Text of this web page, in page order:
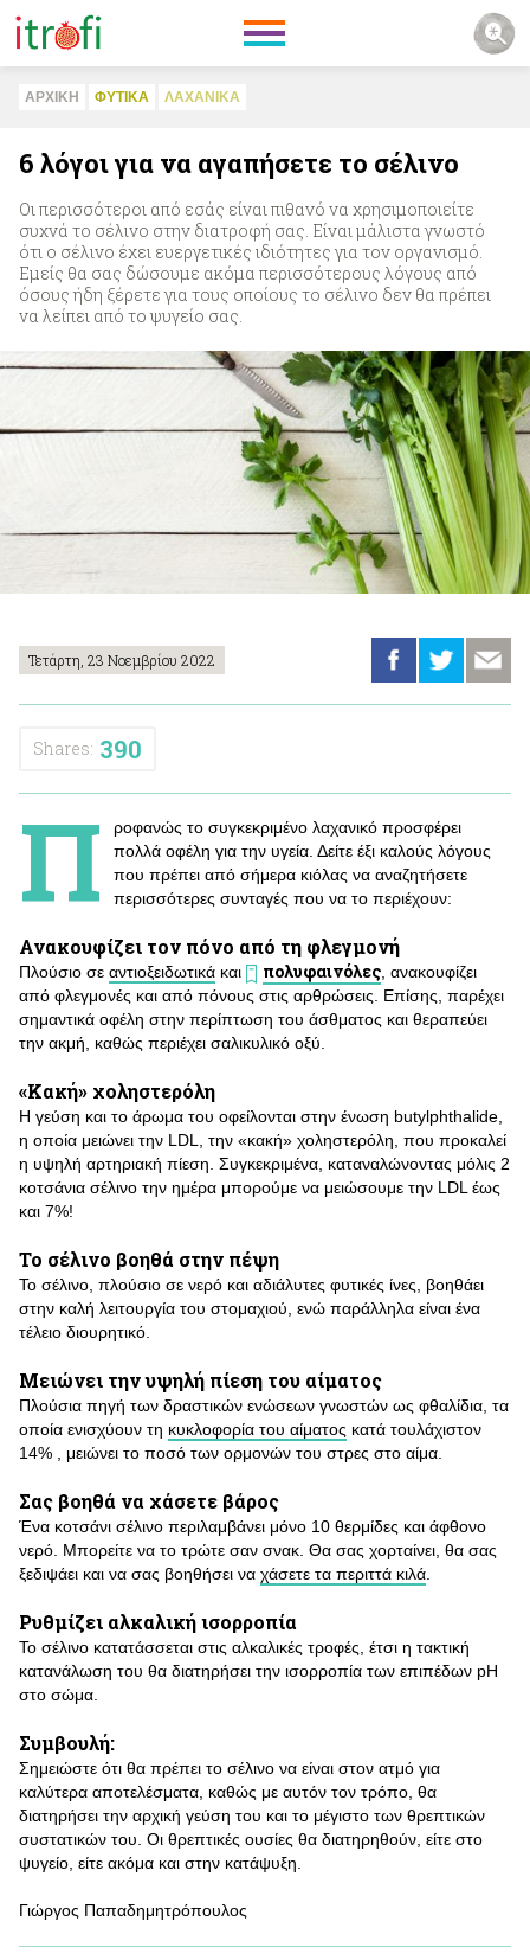
ΑΡΧΙΚΗ ΦΥΤΙΚA ΛΑΧΑΝΙΚA
6 λόγοι για να αγαπήσετε το σέλινο
Οι περισσότεροι από εσάς είναι πιθανό να χρησιμοποιείτε
συχνά το σέλινο στην διατροφή σας. Είναι μάλιστα γνωστό
ότι ο σέλινο έχει ευεργετικές ιδιότητες για τον οργανισμό.
Εμείς θα σας δώσουμε ακόμα περισσότερους λόγους από
όσους ήδη ξέρετε για τους οποίους το σέλινο δεν θα πρέπει
να λείπει από το ψυγείο σας.
Τετάρτη, 23 Νοεμβρίου 2022
Shares: 390
Π
ροφανώς το συγκεκριμένο λαχανικό προσφέρει
πολλά οφέλη για την υγεία. Δείτε έξι καλούς λόγους
που πρέπει από σήμερα κιόλας να αναζητήσετε
περισσότερες συνταγές που να το περιέχουν:
Ανακουφίζει τον πόνο από τη φλεγμονή
Πλούσιο σε αντιοξειδωτικά και πολυφαινόλες , ανακουφίζει
από φλεγμονές και από πόνους στις αρθρώσεις. Επίσης, παρέχει
σημαντικά οφέλη στην περίπτωση του άσθματος και θεραπεύει
την ακμή, καθώς περιέχει σαλικυλικό οξύ.
«Κακή» χοληστερόλη
Η γεύση και το άρωμα του οφείλονται στην ένωση butylphthalide,
η οποία μειώνει την LDL, την «κακή» χοληστερόλη, που προκαλεί
η υψηλή αρτηριακή πίεση. Συγκεκριμένα, καταναλώνοντας μόλις 2
κοτσάνια σέλινο την ημέρα μπορούμε να μειώσουμε την LDL έως
και 7%!
Το σέλινο βοηθά στην πέψη
Το σέλινο, πλούσιο σε νερό και αδιάλυτες φυτικές ίνες, βοηθάει
στην καλή λειτουργία του στομαχιού, ενώ παράλληλα είναι ένα
τέλειο διουρητικό.
Μειώνει την υψηλή πίεση του αίματος
Πλούσια πηγή των δραστικών ενώσεων γνωστών ως φθαλίδια, τα
οποία ενισχύουν τη κυκλοφορία του αίματος κατά τουλάχιστον
14% , μειώνει το ποσό των ορμονών του στρες στο αίμα.
Σας βοηθά να χάσετε βάρος
Ένα κοτσάνι σέλινο περιλαμβάνει μόνο 10 θερμίδες και άφθονο
νερό. Μπορείτε να το τρώτε σαν σνακ. Θα σας χορταίνει, θα σας
ξεδιψάει και να σας βοηθήσει να χάσετε τα περιττά κιλά
Ρυθμίζει αλκαλική ισορροπία
Το σέλινο κατατάσσεται στις αλκαλικές τροφές, έτσι η τακτική
κατανάλωση του θα διατηρήσει την ισορροπία των επιπέδων pH
στο σώμα.
Συμβουλή:
Σημειώστε ότι θα πρέπει το σέλινο να είναι στον ατμό για
καλύτερα αποτελέσματα, καθώς με αυτόν τον τρόπο, θα
διατηρήσει την αρχική γεύση του και το μέγιστο των θρεπτικών
συστατικών του. Οι θρεπτικές ουσίες θα διατηρηθούν, είτε στο
ψυγείο, είτε ακόμα και στην κατάψυξη.
Γιώργος Παπαδημητρόπουλος